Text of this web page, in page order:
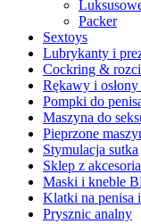
Packer
Sextoys
Lubrykanty i
Cockring &
Rękawy i osłony
Pompki do
Maszyna do
Pieprzone
Stymulacja sutka
Sklep z
Maski i kneble
Klatki na penisa
Prysznic analny